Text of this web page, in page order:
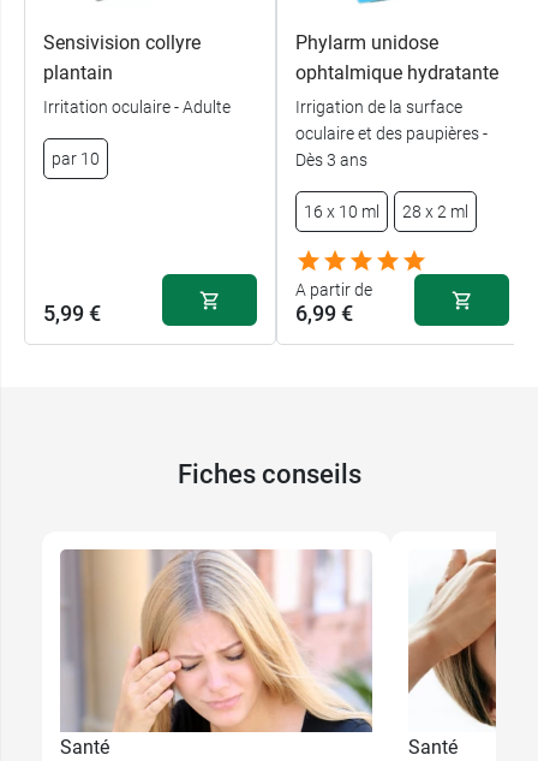
Sensivision collyre
plantain
Irritation oculaire - Adulte
par 10
5,99 €
Phylarm unidose
ophtalmique hydratante
Irrigation de la surface
oculaire et des paupières -
Dès 3 ans
16 x 10 ml 28 x 2 ml
A partir de
6,99 €
Fiches conseils
Santé
Santé